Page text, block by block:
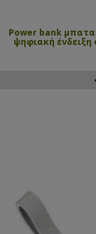
Power bank
ψηφιακή